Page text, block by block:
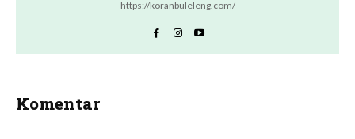
https://koranbuleleng.com/
Komentar